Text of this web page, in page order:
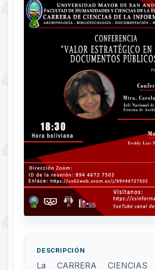
DESCRIPCIÓN
La CARRERA